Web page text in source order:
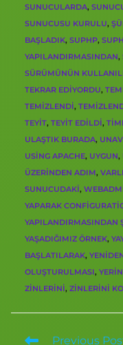
SUNUCULARDA,
SUNUCUSU KURULU,
BAŞLADIK, SUPHP,
YAPILANDIRMASINDAN,
SÜRÜMÜNÜN
TEKRAR EDIYORDU,
TEMIZLENDI,
TEYIT, TEYIT EDILDI,
ULAŞTIK BURADA,
USING APACHE, UYGUN,
ÜZERINDEN ADIM,
SUNUCUDAKI,
YAPARAK
YAPILANDIRMASINDAN
YAŞADIĞIMIZ ÖRNEK,
BAŞLATILARAK,
OLUŞTURULMASI,
ZINLERINI, ZINLERINI
Previous